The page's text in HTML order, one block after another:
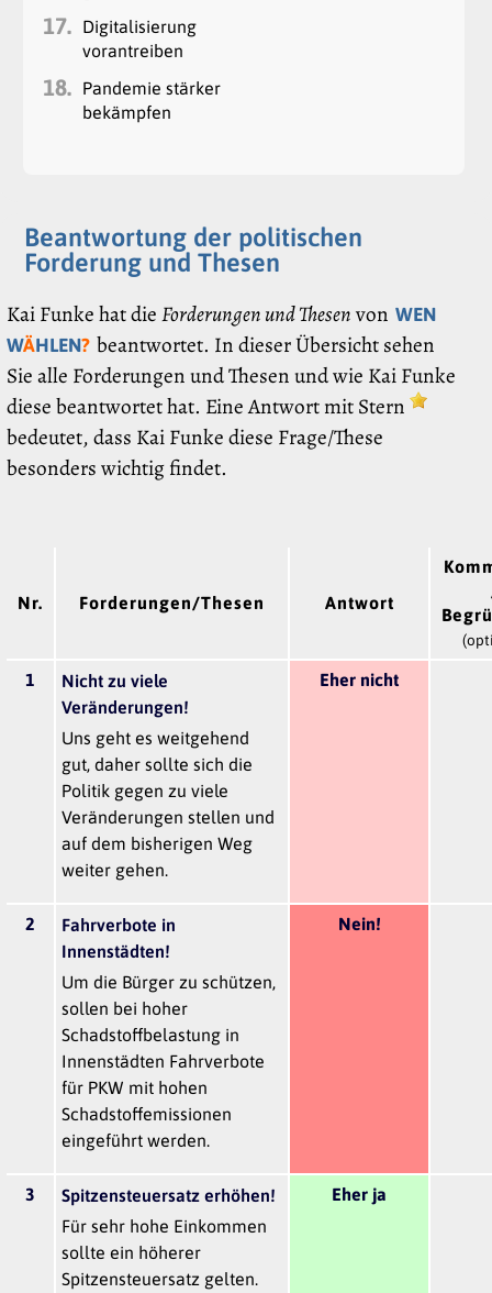
17.
Digitalisierung
vorantreiben
18.
Pandemie stärker
bekämpfen
Beantwortung der politischen
Forderung und Thesen
Kai Funke hat dieForderungen und Thesenvon WEN
WÄHLEN? beantwortet. In dieser Übersicht sehen
Sie alle Forderungen und Thesen und wie Kai Funke
diese beantwortet hat. Eine Antwort mit Stern
bedeutet, dass Kai Funke diese Frage/These
besonders wichtig findet.
Nr. Forderungen/Thesen Antwort
1
Nicht zu viele
Veränderungen!
Uns geht es weitgehend
gut, daher sollte sich die
Politik gegen zu viele
Veränderungen stellen und
auf dem bisherigen Weg
weiter gehen.
Eher nicht
2
Fahrverbote in
Innenstädten!
Um die Bürger zu schützen,
sollen bei hoher
Schadstoffbelastung in
Innenstädten Fahrverbote
für PKW mit hohen
Schadstoffemissionen
eingeführt werden.
Nein!
3
Spitzensteuersatz erhöhen!
Für sehr hohe Einkommen
sollte ein höherer
Spitzensteuersatz gelten.
Eher ja